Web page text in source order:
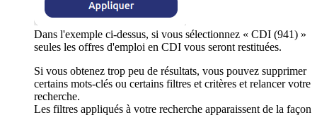
Dans l'exemple ci-dessus, si vous sélectionnez « CDI (941) »
seules les offres d'emploi en CDI vous seront restituées.
Si vous obtenez trop peu de résultats, vous pouvez supprimer
certains mots-clés ou certains filtres et critères et relancer votre
recherche.
Les filtres appliqués à votre recherche apparaissent de la façon